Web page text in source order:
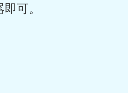
可。